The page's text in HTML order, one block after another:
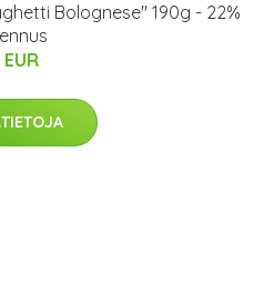
Bolognese" 190g - 22%
EUR